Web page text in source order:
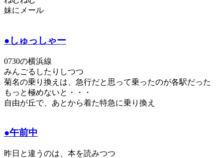
妹にメール
●しゅっしゃー
0730の横浜線
みんごるしたりしつつ
菊名の乗り換えは、急行だと思って乗ったのが各駅だった
もっと極めないと・・・
自由が丘で、あとから着た特急に乗り換え
●午前中
昨日と違うのは、本を読みつつ